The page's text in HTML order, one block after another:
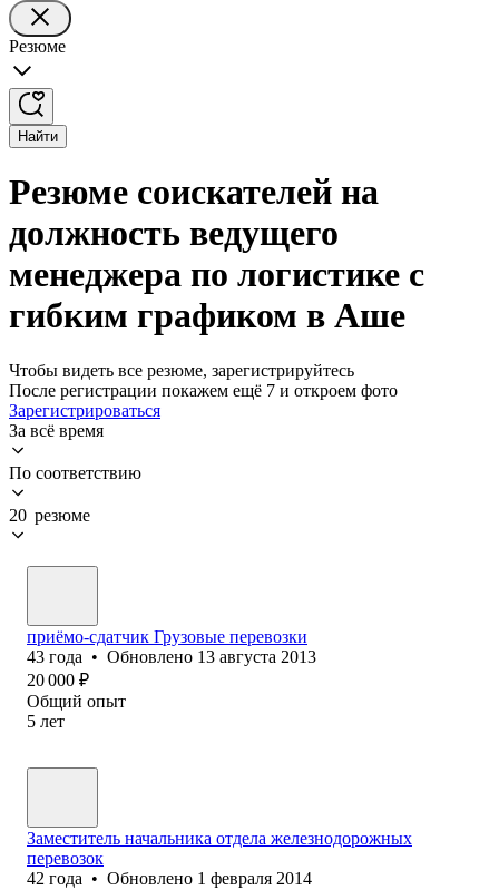
Резюме
Найти
Резюме соискателей на
должность ведущего
менеджера по логистике с
гибким графиком в Аше
Чтобы видеть все резюме, зарегистрируйтесь
После регистрации покажем ещё 7 и откроем фото
Зарегистрироваться
За всё время
По соответствию
20 резюме
приёмо-сдатчик Грузовые перевозки
43 года • Обновлено 13 августа 2013
20 000 ₽
Общий опыт
5 лет
Заместитель начальника отдела железнодорожных
перевозок
42 года • Обновлено 1 февраля 2014